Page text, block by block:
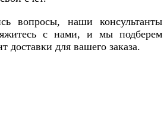
вопросы, наши консультанты
с нами, и мы подберем
доставки для вашего заказа.